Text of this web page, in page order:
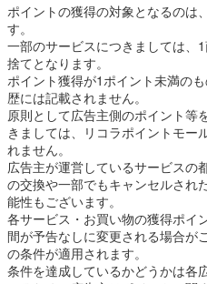
ポイントの獲得の対象となるのは
す。
一部のサービスにつきましては、
捨てとなります。
ポイント獲得が1ポイント未満の
歴には記載されません。
原則として広告主側のポイント等
きましては、リコラポイントモー
れません。
広告主が運営しているサービスの
の交換や一部でもキャンセルされ
能性もございます。
各サービス・お買い物の獲得ポイ
間が予告なしに変更される場合が
の条件が適用されます。
条件を達成しているかどうかは各